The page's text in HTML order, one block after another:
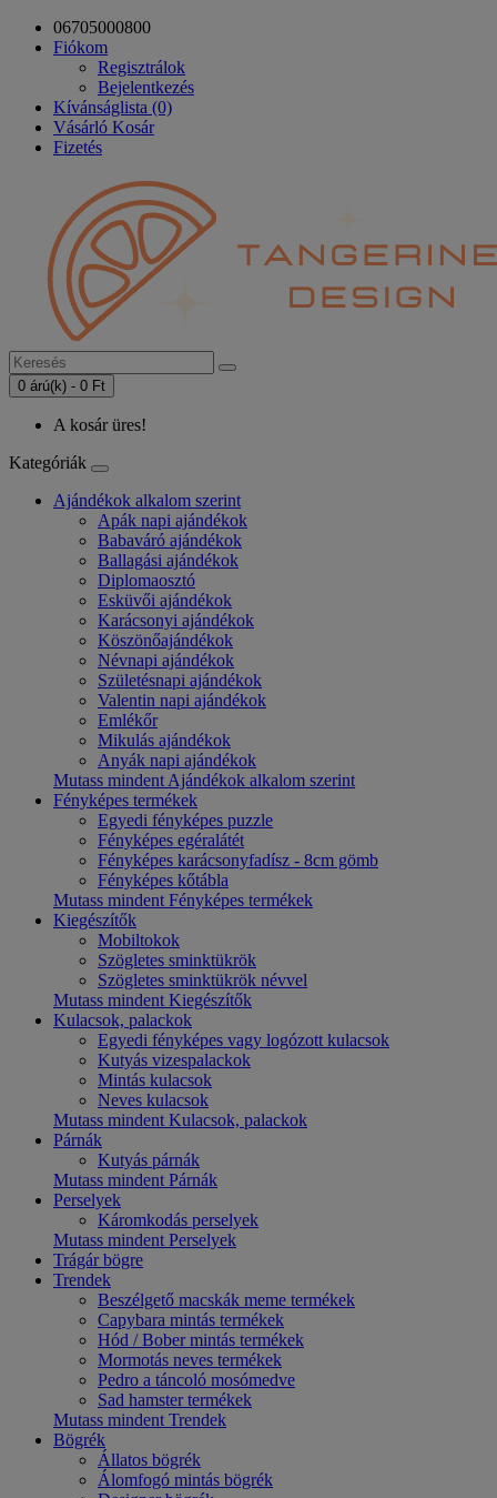
06705000800
Fiókom
Regisztrálok
Bejelentkezés
Kívánságlista (0)
Vásárló Kosár
Fizetés
0 árú(k) - 0 Ft
A kosár üres!
Kategóriák
Ajándékok alkalom szerint
Apák napi ajándékok
Babaváró ajándékok
Ballagási ajándékok
Diplomaosztó
Esküvői ajándékok
Karácsonyi ajándékok
Köszönőajándékok
Névnapi ajándékok
Születésnapi ajándékok
Valentin napi ajándékok
Emlékőr
Mikulás ajándékok
Anyák napi ajándékok
Mutass mindent Ajándékok alkalom szerint
Fényképes termékek
Egyedi fényképes puzzle
Fényképes egéralátét
Fényképes karácsonyfadísz - 8cm gömb
Fényképes kőtábla
Mutass mindent Fényképes termékek
Kiegészítők
Mobiltokok
Szögletes sminktükrök
Szögletes sminktükrök névvel
Mutass mindent Kiegészítők
Kulacsok, palackok
Egyedi fényképes vagy logózott kulacsok
Kutyás vizespalackok
Mintás kulacsok
Neves kulacsok
Mutass mindent Kulacsok, palackok
Párnák
Kutyás párnák
Mutass mindent Párnák
Perselyek
Káromkodás perselyek
Mutass mindent Perselyek
Trágár bögre
Trendek
Beszélgető macskák meme termékek
Capybara mintás termékek
Hód / Bober mintás termékek
Mormotás neves termékek
Pedro a táncoló mosómedve
Sad hamster termékek
Mutass mindent Trendek
Bögrék
Állatos bögrék
Álomfogó mintás bögrék